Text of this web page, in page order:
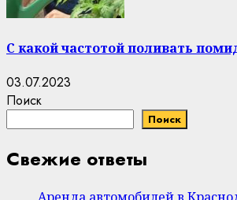
С какой частотой поливать
03.07.2023
Поиск
Поиск
Свежие ответы